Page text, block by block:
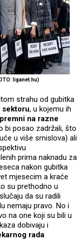
liganet.hu)
strahu od gubitka
sektoru, u kojemu ih
na razne
bi posao zadržali, što
u više smislova) ali
prima naknadu za
nakon gubitka
mjesecim a kraće
su prethodno u
da su radili
nemaju pravo. No i
na one koji su bili u
dobivaju i
rada.